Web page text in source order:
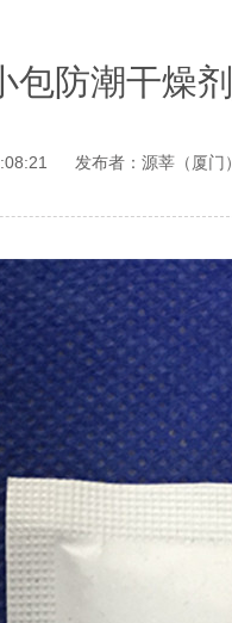
包防潮干燥
发布者：源莘（厦门